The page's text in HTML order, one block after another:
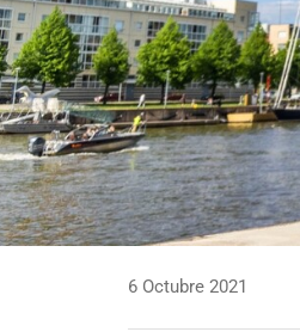
6 Octubre 2021